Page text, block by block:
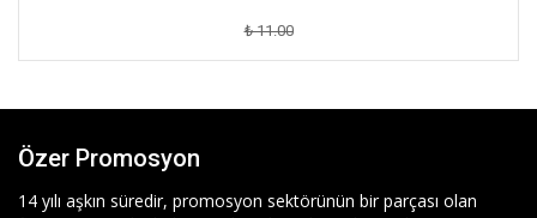
₺ 11.00
Özer Promosyon
14 yılı aşkın süredir, promosyon sektörünün bir parçası olan